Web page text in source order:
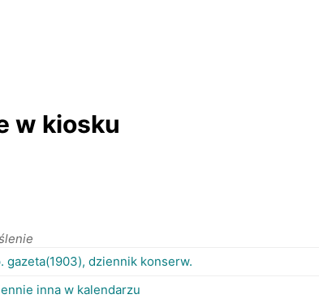
w kiosku
gazeta(1903), dziennik konserw.
inna w kalendarzu